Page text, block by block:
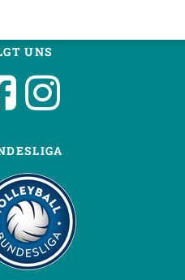
UNS